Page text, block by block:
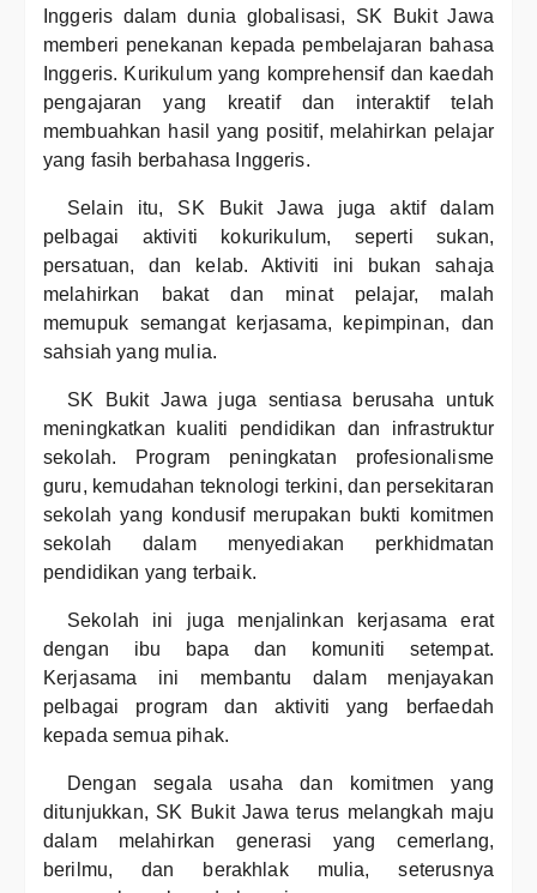
Inggeris dalam dunia globalisasi, SK Bukit Jawa
memberi penekanan kepada pembelajaran bahasa
Inggeris. Kurikulum yang komprehensif dan kaedah
pengajaran yang kreatif dan interaktif telah
membuahkan hasil yang positif, melahirkan pelajar
yang fasih berbahasa Inggeris.
Selain itu, SK Bukit Jawa juga aktif dalam
pelbagai aktiviti kokurikulum, seperti sukan,
persatuan, dan kelab. Aktiviti ini bukan sahaja
melahirkan bakat dan minat pelajar, malah
memupuk semangat kerjasama, kepimpinan, dan
sahsiah yang mulia.
SK Bukit Jawa juga sentiasa berusaha untuk
meningkatkan kualiti pendidikan dan infrastruktur
sekolah. Program peningkatan profesionalisme
guru, kemudahan teknologi terkini, dan persekitaran
sekolah yang kondusif merupakan bukti komitmen
sekolah dalam menyediakan perkhidmatan
pendidikan yang terbaik.
Sekolah ini juga menjalinkan kerjasama erat
dengan ibu bapa dan komuniti setempat.
Kerjasama ini membantu dalam menjayakan
pelbagai program dan aktiviti yang berfaedah
kepada semua pihak.
Dengan segala usaha dan komitmen yang
ditunjukkan, SK Bukit Jawa terus melangkah maju
dalam melahirkan generasi yang cemerlang,
berilmu, dan berakhlak mulia, seterusnya